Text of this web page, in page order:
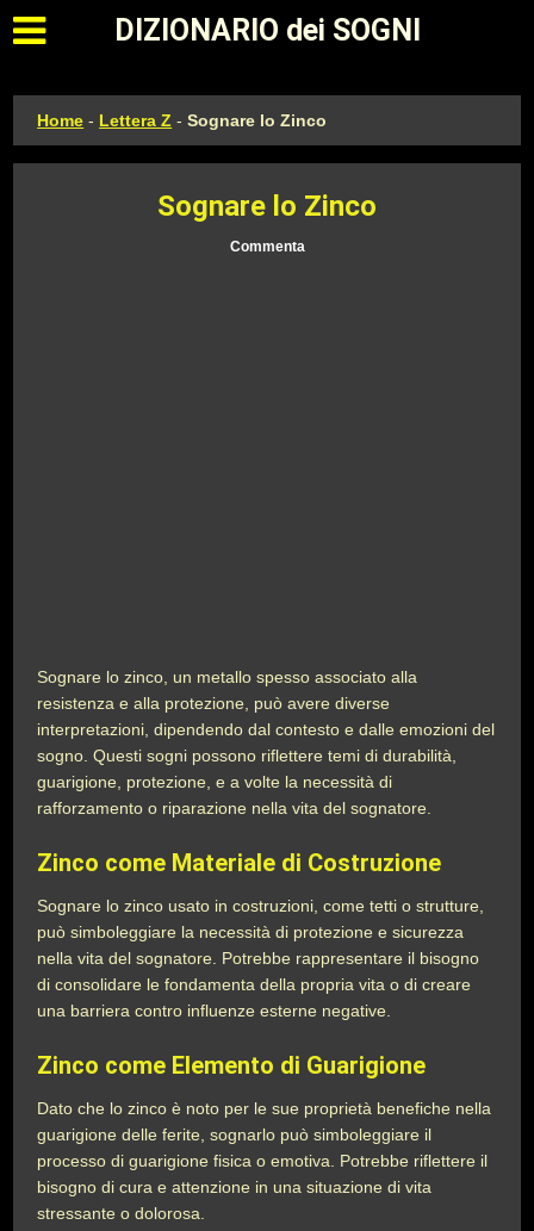
Apri il menu principale
DIZIONARIO dei SOGNI
Home - Lettera Z -Sognare lo Zinco
Sognare lo Zinco
Commenta
Sognare lo zinco, un metallo spesso associato alla
resistenza e alla protezione, può avere diverse
interpretazioni, dipendendo dal contesto e dalle emozioni del
sogno. Questi sogni possono riflettere temi di durabilità,
guarigione, protezione, e a volte la necessità di
rafforzamento o riparazione nella vita del sognatore.
Zinco come Materiale di Costruzione
Sognare lo zinco usato in costruzioni, come tetti o strutture,
può simboleggiare la necessità di protezione e sicurezza
nella vita del sognatore. Potrebbe rappresentare il bisogno
di consolidare le fondamenta della propria vita o di creare
una barriera contro influenze esterne negative.
Zinco come Elemento di Guarigione
Dato che lo zinco è noto per le sue proprietà benefiche nella
guarigione delle ferite, sognarlo può simboleggiare il
processo di guarigione fisica o emotiva. Potrebbe riflettere il
bisogno di cura e attenzione in una situazione di vita
stressante o dolorosa.